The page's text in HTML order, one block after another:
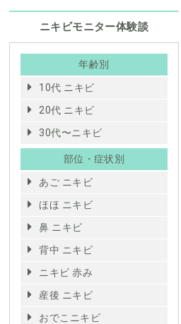
ニキビモニター体験談
年齢別
10代 ニキビ
20代 ニキビ
30代〜ニキビ
部位・症状別
あご ニキビ
ほほ ニキビ
鼻 ニキビ
背中 ニキビ
ニキビ 赤み
産後 ニキビ
おでこニキビ